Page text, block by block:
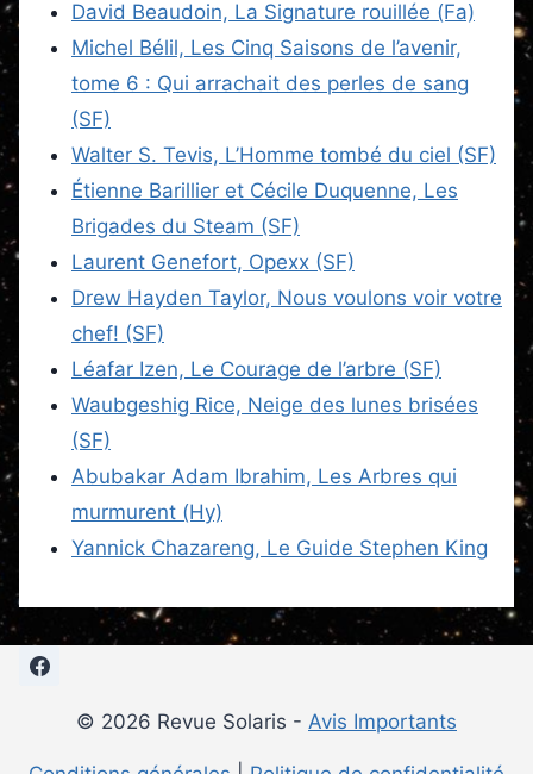
David Beaudoin, La Signature rouillée (Fa)
Michel Bélil, Les Cinq Saisons de l’avenir,
tome 6 : Qui arrachait des perles de sang
(SF)
Walter S. Tevis, L’Homme tombé du ciel (SF)
Étienne Barillier et Cécile Duquenne, Les
Brigades du Steam (SF)
Laurent Genefort, Opexx (SF)
Drew Hayden Taylor, Nous voulons voir votre
chef! (SF)
Léafar Izen, Le Courage de l’arbre (SF)
Waubgeshig Rice, Neige des lunes brisées
(SF)
Abubakar Adam Ibrahim, Les Arbres qui
murmurent (Hy)
Yannick Chazareng, Le Guide Stephen King
© 2026 Revue Solaris - Avis Importants